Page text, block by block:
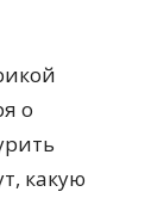
о
какую